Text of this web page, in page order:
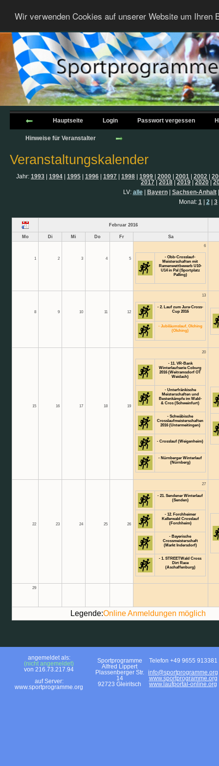
Wir verwenden Cookies auf unserer Website um
Hauptseite Login Passwort vergessen
Hinweise für Veranstalter
Veranstaltungskalender
Jahr: 1993 1994 1995 1996 1997 1998 1999 2000 2001 2002
2017
2018 2019 2020
LV: alle| Bayern| Sachsen-Anhalt
Monat: 1 2 3
Februar 2016
Mo Di Mi Do Fr Sa
1 2 3 4 5
6
- Obb-Crosslauf-
Meisterschaften mit
Ramenwettbewerb U10-
U14 in Pal (Sportplatz
Palling)
8 9 10 11 12
13
- 2. Lauf zum Jura-Cross-
Cup 2016
- Jubiläumslauf, Olching
(Olching)
15 16 17 18 19
20
- 11. VR-Bank
Winterlaufserie Coburg
2016 (Weitramsdorf OT
Weidach)
- Unterfränkische
Meisterschaften und
Bestenkämpfe im Wald-
& Cros (Schweinfurt)
- Schwäbische
Crosslaufmeisterschaften
2016 (Untermeitingen)
- Crosslauf (Weigenheim)
- Nürnberger Winterlauf
(Nürnberg)
22 23 24 25 26
27
- 21. Sendener Winterlauf
(Senden)
- 12. Forchheimer
Kellerwald Crosslauf
(Forchheim)
- Bayerische
Crossmeisterschaft
(Markt Indersdorf)
- 1. STREETWald Cross
Dirt Race
(Aschaffenburg)
29
Legende:Online Anmeldungen möglich
angemeldet als:
(nicht angemeldet)
von 216.73.217.94
auf Server:
www.sportprogramme.org
Sportprogramme
Alfred Lippert
Plassenberger Str.
14
92723 Gleiritsch
Telefon +49 9655 913381
info@sportprogramme.org
www.sportprogramme.org
www.laufportal-online.org